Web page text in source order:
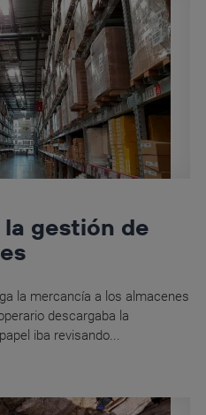
gestión de
la mercancía a los almacenes
descargaba la
iba revisando...